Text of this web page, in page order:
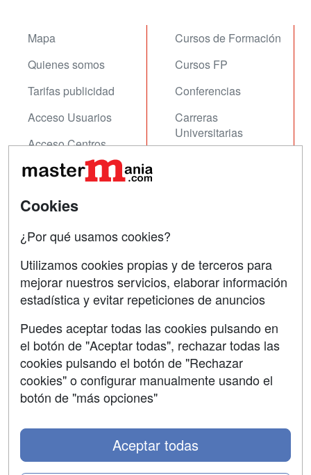
Mapa
Quienes somos
Tarifas publicidad
Acceso Usuarios
Acceso Centros
Cursos de Formación
Cursos FP
Conferencias
Carreras
Universitarias
Contactar
Copyleft
Grupo formazion:
Cookies
¿Por qué usamos cookies?
Utilizamos cookies propias y de terceros para
mejorar nuestros servicios, elaborar información
estadística y evitar repeticiones de anuncios
Puedes aceptar todas las cookies pulsando en
el botón de "Aceptar todas", rechazar todas las
cookies pulsando el botón de "Rechazar
cookies" o configurar manualmente usando el
botón de "más opciones"
Aceptar todas